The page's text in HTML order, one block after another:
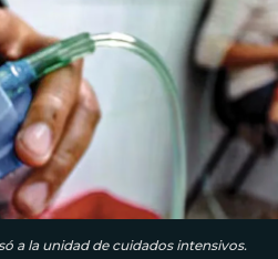
a la unidad de cuidados intensivos.